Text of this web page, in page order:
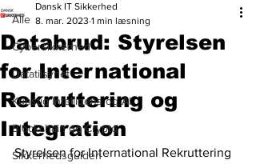
Alle
Cybersikkerhed
Datatilsynet
Kunstig Intelligens og AI
Blockchain og Crypto
Sikkerhedsguiden
Databrud: Styrelsen
for International
Rekruttering og
Integration
Dansk IT Sikkerhed
8. mar. 2023 1 min læsning
Styrelsen for International Rekruttering